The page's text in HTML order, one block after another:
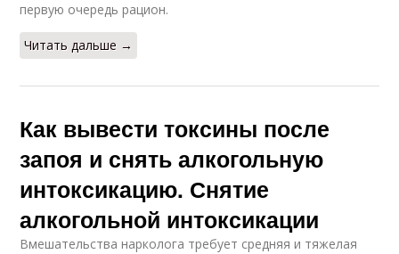
первую очередь рацион.
Читать дальше →
Как вывести токсины после
запоя и снять алкогольную
интоксикацию. Снятие
алкогольной интоксикации
Вмешательства нарколога требует средняя и тяжелая